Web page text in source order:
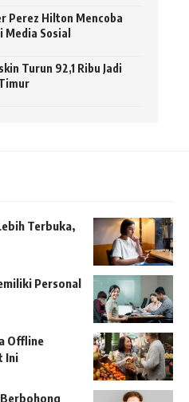
Perez Hilton Mencoba
Sosial
Turun 92,1 Ribu Jadi
Terbuka,
Personal
Offline
Ini